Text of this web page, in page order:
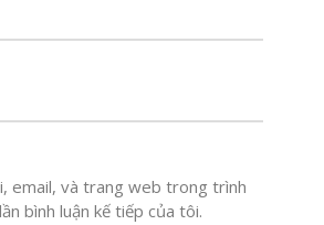
email, và trang web trong trình
bình luận kế tiếp của tôi.